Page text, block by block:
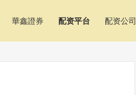
華鑫證券 配资平台 配资公司